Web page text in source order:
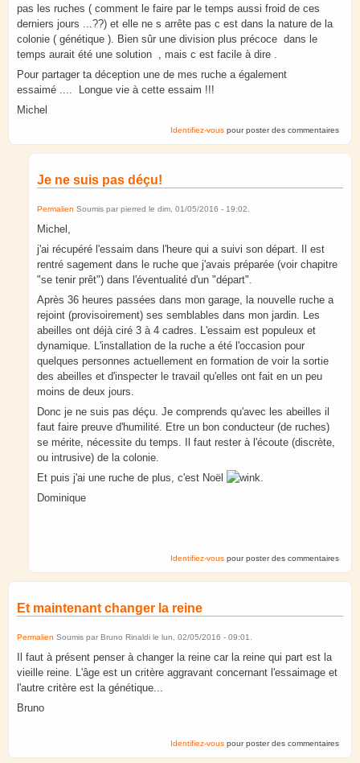
pas les ruches ( comment le faire par le temps aussi froid de ces
derniers jours ...??) et elle ne s arrête pas c est dans la nature de la
colonie ( génétique ). Bien sûr une division plus précoce dans le
temps aurait été une solution , mais c est facile à dire .
Pour partager ta déception une de mes ruche a également
essaimé .... Longue vie à cette essaim !!!
Michel
Identifiez-vous pour poster des commentaires
Je ne suis pas déçu!
Permalien Soumis par pierred le dim, 01/05/2016 - 19:02
Michel,
j'ai récupéré l'essaim dans l'heure qui a suivi son départ. Il est
rentré sagement dans le ruche que j'avais préparée (voir chapitre
"se tenir prêt") dans l'éventualité d'un "départ".
Après 36 heures passées dans mon garage, la nouvelle ruche a
rejoint (provisoirement) ses semblables dans mon jardin. Les
abeilles ont déjà ciré 3 à 4 cadres. L'essaim est populeux et
dynamique. L'installation de la ruche a été l'occasion pour
quelques personnes actuellement en formation de voir la sortie
des abeilles et d'inspecter le travail qu'elles ont fait en un peu
moins de deux jours.
Donc je ne suis pas déçu. Je comprends qu'avec les abeilles il
faut faire preuve d'humilité. Etre un bon conducteur (de ruches)
se mérite, nécessite du temps. Il faut rester à l'écoute (discrète,
ou intrusive) de la colonie.
Et puis j'ai une ruche de plus, c'est Noël
Dominique
Identifiez-vous pour poster des commentaires
Et maintenant changer la reine
Permalien Soumis par Bruno Rinaldi le lun, 02/05/2016 - 09:01
Il faut à présent penser à changer la reine car la reine qui part est la
vieille reine. L'âge est un critère aggravant concernant l'essaimage et
l'autre critère est la génétique...
Bruno
Identifiez-vous pour poster des commentaires